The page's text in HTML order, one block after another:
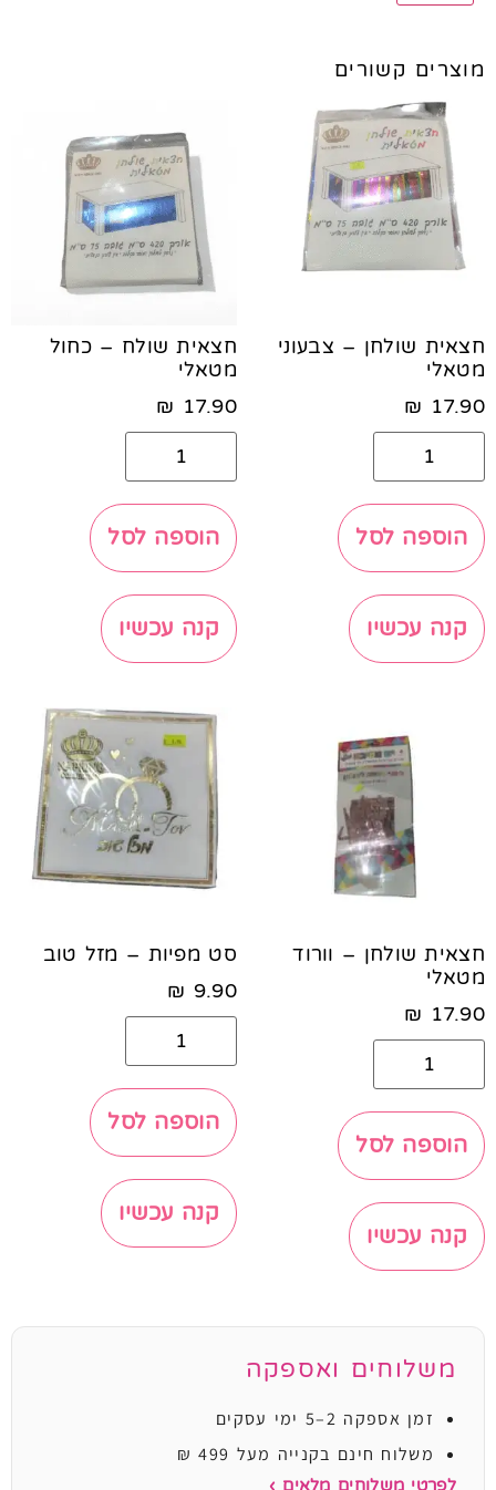
מוצרים קשורים
חצאית שולחן – צבעוני
מטאלי
17.90
₪
הוספה לסל
קנה עכשיו
חצאית שולח – כחול
מטאלי
17.90
₪
הוספה לסל
קנה עכשיו
חצאית שולחן – וורוד
מטאלי
17.90
₪
הוספה לסל
קנה עכשיו
סט מפיות – מזל טוב
9.90
₪
הוספה לסל
קנה עכשיו
משלוחים ואספקה
זמן אספקה 2–5 ימי עסקים
משלוח חינם בקנייה מעל 499 ₪
לפרטי משלוחים מלאים ›